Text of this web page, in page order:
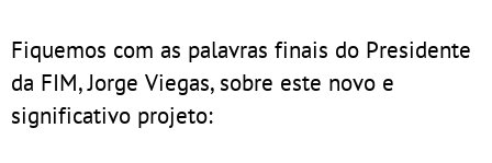
Fiquemos com as palavras finais do Presidente
da FIM, Jorge Viegas, sobre este novo e
significativo projeto: